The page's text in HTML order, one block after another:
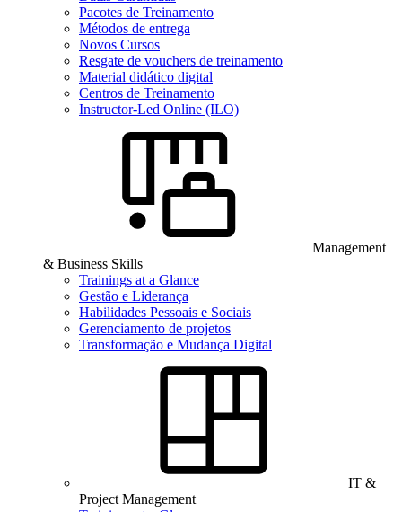
Pacotes de Treinamento
Métodos de entrega
Novos Cursos
Resgate de vouchers de treinamento
Material didático digital
Centros de Treinamento
Instructor-Led Online (ILO)
Management
& Business Skills
Trainings at a Glance
Gestão e Liderança
Habilidades Pessoais e Sociais
Gerenciamento de projetos
Transformação e Mudança Digital
IT &
Project Management